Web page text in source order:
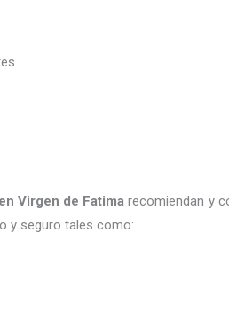
en Virgen de Fatima recomiendan y
y seguro tales como: